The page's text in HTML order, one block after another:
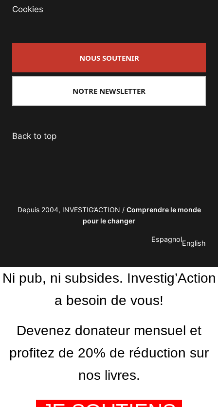
Cookies
NOUS SOUTENIR
NOTRE NEWSLETTER
Back to top
Depuis 2004, INVESTIG’ACTION / Comprendre le monde
pour le changer
EspagnolEnglish
Ni pub, ni subsides. Investig’Action
a besoin de vous!
Devenez donateur mensuel et
profitez de 20% de réduction sur
nos livres.